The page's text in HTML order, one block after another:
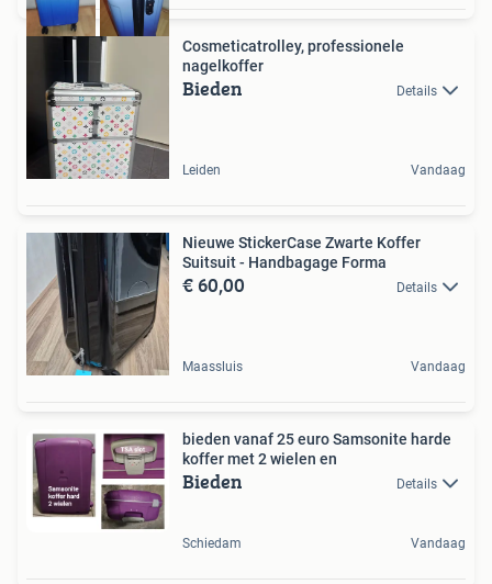
Cosmeticatrolley, professionele
nagelkoffer
Bieden Details
Leiden Vandaag
Nieuwe StickerCase Zwarte Koffer
Suitsuit - Handbagage Forma
€ 60,00 Details
Maassluis Vandaag
bieden vanaf 25 euro Samsonite harde
koffer met 2 wielen en
Bieden Details
Schiedam Vandaag